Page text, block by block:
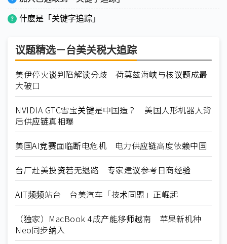
什麽是「关键字追踪」
议题精选－台美关税大追踪
美伊停火谈判陷解读分歧 荷莫兹海峡与核议题成最
大破口
NVIDIA GTC雪宝关键是中国造？ 美国人形机器人背
后供应链真相曝
美国AI竞赛面临断电危机 电力供应链高度依赖中国
台厂赴美投资若无退路 专家建议参考日商经验
AIT频频站台 台美汽车「技术同盟」正崛起
（独家）MacBook 4成产能移师越南 苹果新机种
Neo同步纳入